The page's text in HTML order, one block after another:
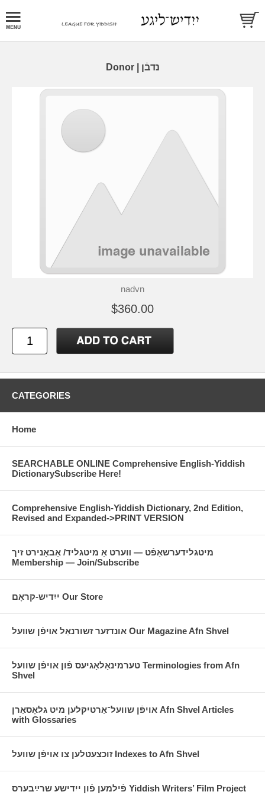
Donor | נדבֿן
nadvn
$360.00
CATEGORIES
Home
SEARCHABLE ONLINE Comprehensive English-Yiddish
DictionarySubscribe Here!
Comprehensive English-Yiddish Dictionary, 2nd Edition,
Revised and Expanded->PRINT VERSION
מיטגלידערשאַפֿט — װערט אַ מיטגליד/ אַבאָנירט זיך
Membership — Join/Subscribe
ייִדיש-קראָם Our Store
אונדזער זשורנאַל אױפֿן שװעל Our Magazine Afn Shvel
טערמינאָלאָגיעס פֿון אויפֿן שוועל Terminologies from Afn
Shvel
אויפֿן שוועל־אַרטיקלען מיט גלאָסאַרן Afn Shvel Articles
with Glossaries
זוכצעטלען צו אויפֿן שוועל Indexes to Afn Shvel
פֿילמען פֿון ייִדישע שרײַבערס Yiddish Writers’ Film Project